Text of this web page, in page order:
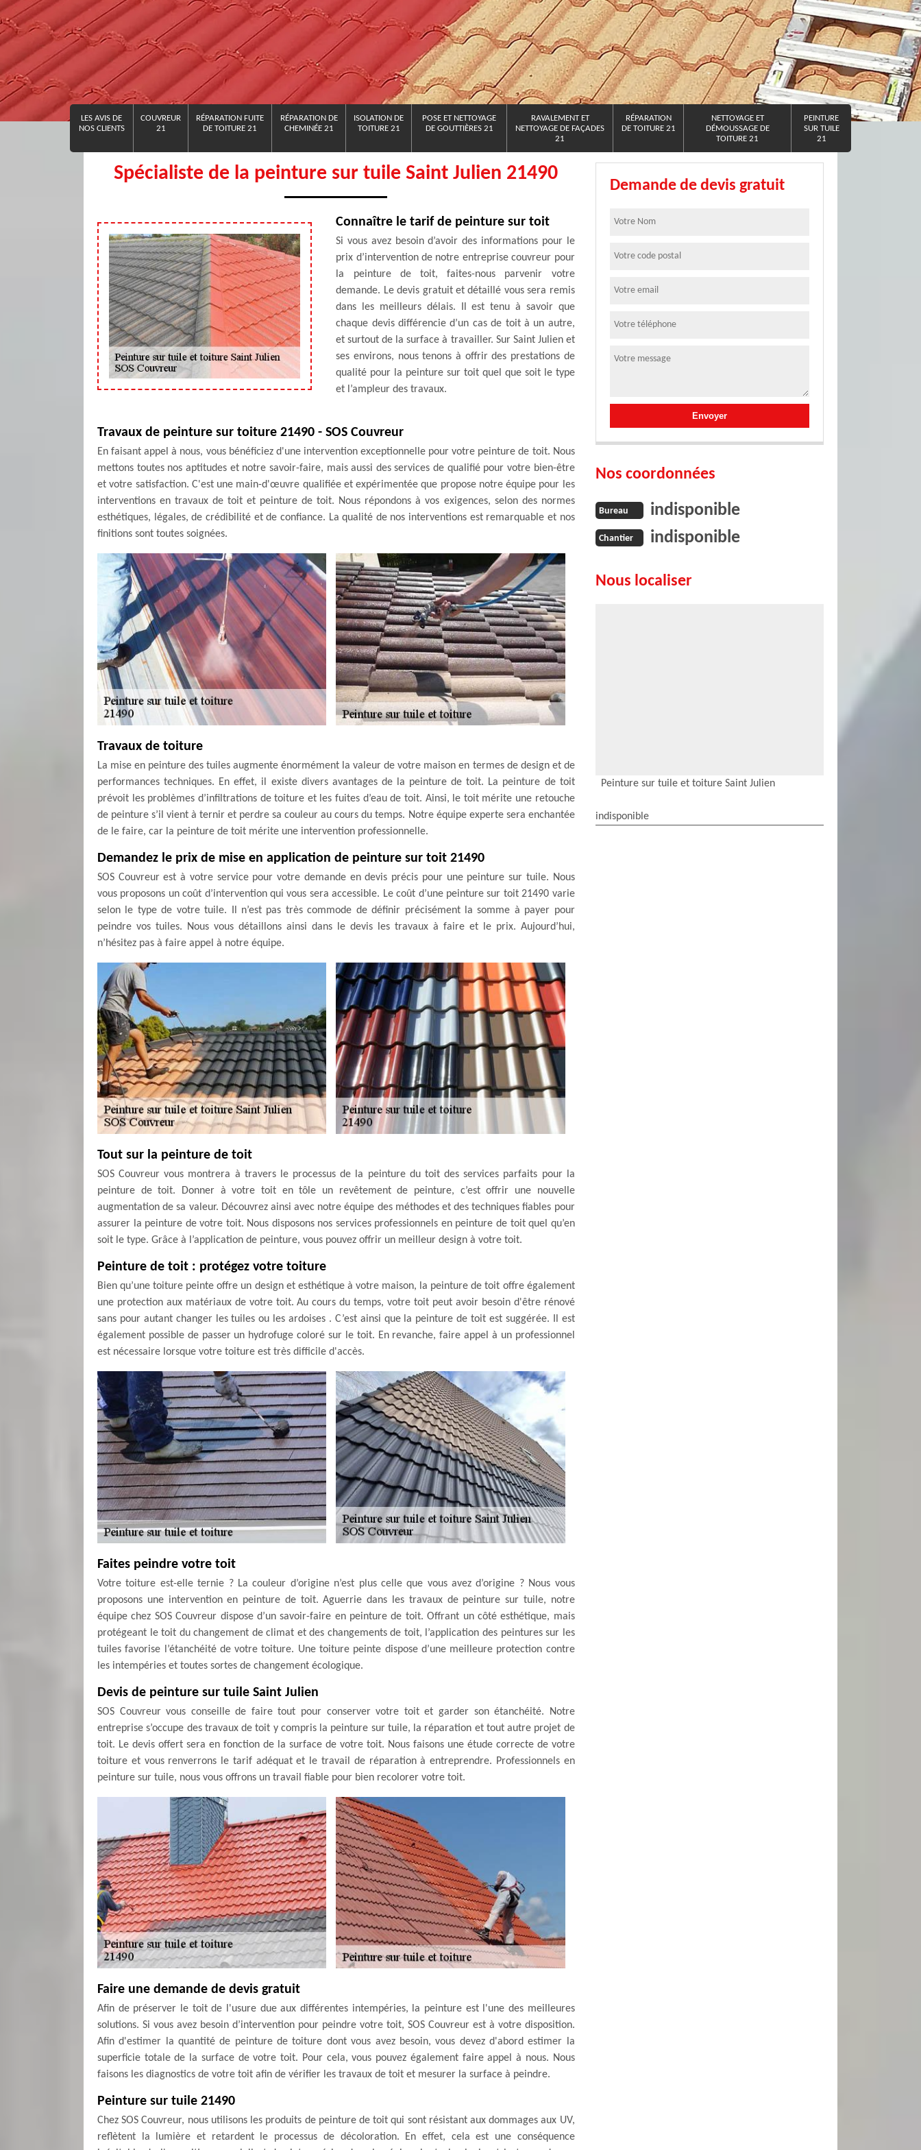
LES AVIS DE
NOS CLIENTS
COUVREUR
21
RÉPARATION FUITE
DE TOITURE 21
RÉPARATION DE
CHEMINÉE 21
ISOLATION DE
TOITURE 21
POSE ET NETTOYAGE
DE GOUTTIÈRES 21
RAVALEMENT ET
NETTOYAGE DE FAÇADES
21
RÉPARATION
DE TOITURE 21
NETTOYAGE ET
DÉMOUSSAGE DE
TOITURE 21
PEINTURE
SUR TUILE
21
Spécialiste de la peinture sur tuile Saint Julien 21490
Connaître le tarif de peinture sur toit
Si vous avez besoin d’avoir des informations pour le
prix d’intervention de notre entreprise couvreur pour
la peinture de toit, faites-nous parvenir votre
demande. Le devis gratuit et détaillé vous sera remis
dans les meilleurs délais. Il est tenu à savoir que
chaque devis différencie d’un cas de toit à un autre,
et surtout de la surface à travailler. Sur Saint Julien et
ses environs, nous tenons à offrir des prestations de
qualité pour la peinture sur toit quel que soit le type
et l’ampleur des travaux.
Travaux de peinture sur toiture 21490 - SOS Couvreur
En faisant appel à nous, vous bénéficiez d'une intervention exceptionnelle pour votre peinture de toit. Nous
mettons toutes nos aptitudes et notre savoir-faire, mais aussi des services de qualifié pour votre bien-être
et votre satisfaction. C'est une main-d'œuvre qualifiée et expérimentée que propose notre équipe pour les
interventions en travaux de toit et peinture de toit. Nous répondons à vos exigences, selon des normes
esthétiques, légales, de crédibilité et de confiance. La qualité de nos interventions est remarquable et nos
finitions sont toutes soignées.
Travaux de toiture
La mise en peinture des tuiles augmente énormément la valeur de votre maison en termes de design et de
performances techniques. En effet, il existe divers avantages de la peinture de toit. La peinture de toit
prévoit les problèmes d’infiltrations de toiture et les fuites d’eau de toit. Ainsi, le toit mérite une retouche
de peinture s’il vient à ternir et perdre sa couleur au cours du temps. Notre équipe experte sera enchantée
de le faire, car la peinture de toit mérite une intervention professionnelle.
Demandez le prix de mise en application de peinture sur toit 21490
SOS Couvreur est à votre service pour votre demande en devis précis pour une peinture sur tuile. Nous
vous proposons un coût d’intervention qui vous sera accessible. Le coût d’une peinture sur toit 21490 varie
selon le type de votre tuile. Il n’est pas très commode de définir précisément la somme à payer pour
peindre vos tuiles. Nous vous détaillons ainsi dans le devis les travaux à faire et le prix. Aujourd’hui,
n’hésitez pas à faire appel à notre équipe.
Tout sur la peinture de toit
SOS Couvreur vous montrera à travers le processus de la peinture du toit des services parfaits pour la
peinture de toit. Donner à votre toit en tôle un revêtement de peinture, c’est offrir une nouvelle
augmentation de sa valeur. Découvrez ainsi avec notre équipe des méthodes et des techniques fiables pour
assurer la peinture de votre toit. Nous disposons nos services professionnels en peinture de toit quel qu’en
soit le type. Grâce à l’application de peinture, vous pouvez offrir un meilleur design à votre toit.
Peinture de toit : protégez votre toiture
Bien qu’une toiture peinte offre un design et esthétique à votre maison, la peinture de toit offre également
une protection aux matériaux de votre toit. Au cours du temps, votre toit peut avoir besoin d'être rénové
sans pour autant changer les tuiles ou les ardoises . C’est ainsi que la peinture de toit est suggérée. Il est
également possible de passer un hydrofuge coloré sur le toit. En revanche, faire appel à un professionnel
est nécessaire lorsque votre toiture est très difficile d'accès.
Faites peindre votre toit
Votre toiture est-elle ternie ? La couleur d’origine n’est plus celle que vous avez d’origine ? Nous vous
proposons une intervention en peinture de toit. Aguerrie dans les travaux de peinture sur tuile, notre
équipe chez SOS Couvreur dispose d’un savoir-faire en peinture de toit. Offrant un côté esthétique, mais
protégeant le toit du changement de climat et des changements de toit, l’application des peintures sur les
tuiles favorise l’étanchéité de votre toiture. Une toiture peinte dispose d’une meilleure protection contre
les intempéries et toutes sortes de changement écologique.
Devis de peinture sur tuile Saint Julien
SOS Couvreur vous conseille de faire tout pour conserver votre toit et garder son étanchéité. Notre
entreprise s’occupe des travaux de toit y compris la peinture sur tuile, la réparation et tout autre projet de
toit. Le devis offert sera en fonction de la surface de votre toit. Nous faisons une étude correcte de votre
toiture et vous renverrons le tarif adéquat et le travail de réparation à entreprendre. Professionnels en
peinture sur tuile, nous vous offrons un travail fiable pour bien recolorer votre toit.
Faire une demande de devis gratuit
Afin de préserver le toit de l'usure due aux différentes intempéries, la peinture est l'une des meilleures
solutions. Si vous avez besoin d’intervention pour peindre votre toit, SOS Couvreur est à votre disposition.
Afin d'estimer la quantité de peinture de toiture dont vous avez besoin, vous devez d'abord estimer la
superficie totale de la surface de votre toit. Pour cela, vous pouvez également faire appel à nous. Nous
faisons les diagnostics de votre toit afin de vérifier les travaux de toit et mesurer la surface à peindre.
Peinture sur tuile 21490
Chez SOS Couvreur, nous utilisons les produits de peinture de toit qui sont résistant aux dommages aux UV,
reflètent la lumière et retardent le processus de décoloration. En effet, cela est une conséquence
Demande de devis gratuit
Nos coordonnées
Bureau indisponible
Chantier indisponible
Nous localiser
Peinture sur tuile et toiture Saint Julien
indisponible